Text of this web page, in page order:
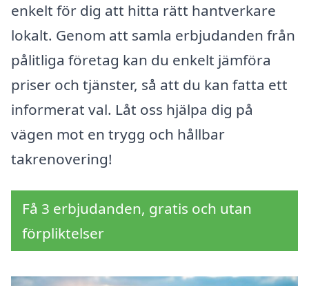
enkelt för dig att hitta rätt hantverkare
lokalt. Genom att samla erbjudanden från
pålitliga företag kan du enkelt jämföra
priser och tjänster, så att du kan fatta ett
informerat val. Låt oss hjälpa dig på
vägen mot en trygg och hållbar
takrenovering!
Få 3 erbjudanden, gratis och utan
förpliktelser